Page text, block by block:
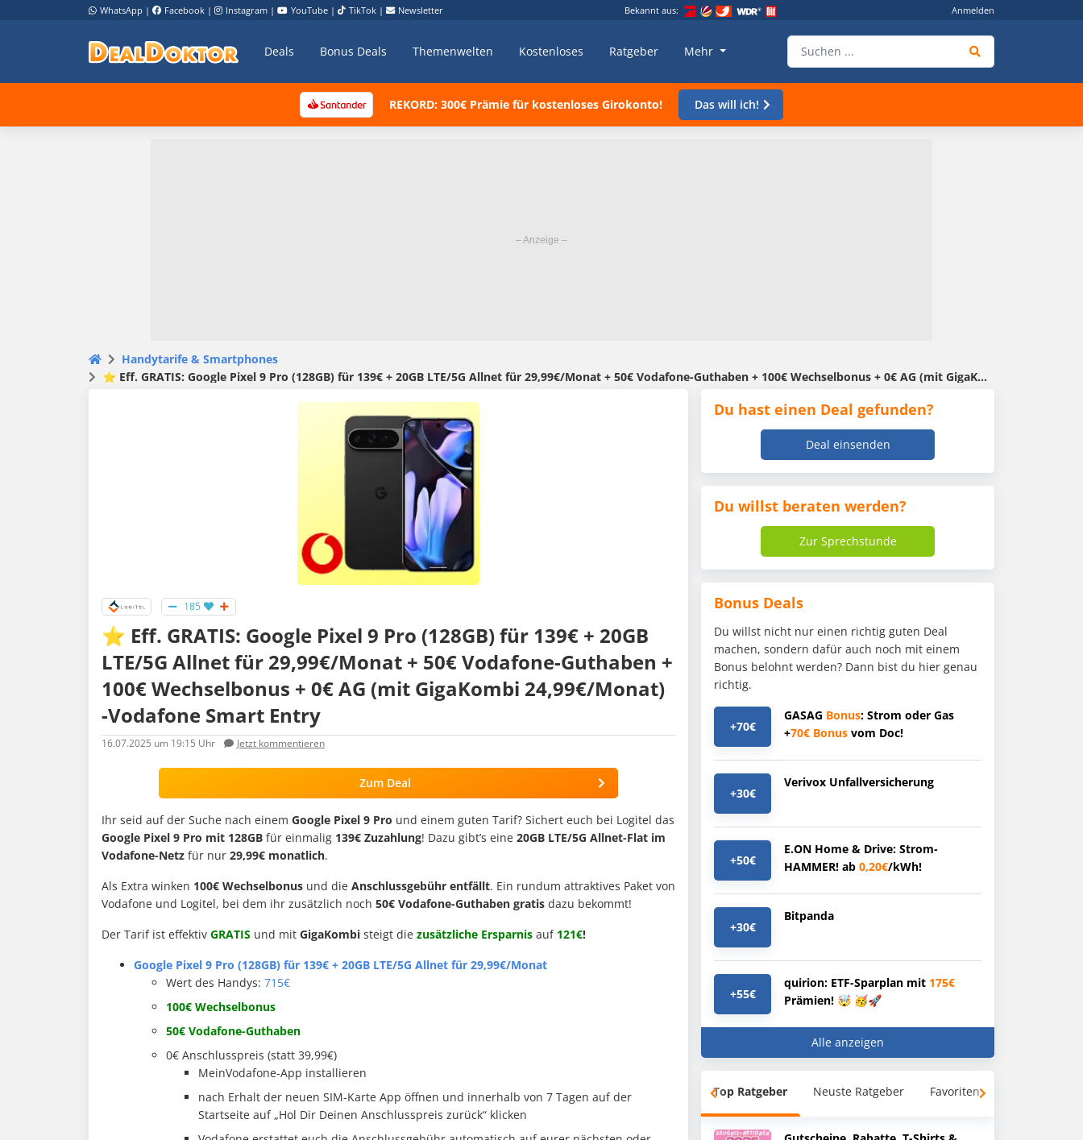
WhatsApp | Facebook | Instagram | YouTube | TikTok | Newsletter Bekannt aus: Anmelden
Deals Bonus Deals Themenwelten Kostenloses Ratgeber Mehr
REKORD: 300€ Prämie für kostenloses Girokonto! Das will ich!
Handytarife & Smartphones
⭐️ Eff. GRATIS: Google Pixel 9 Pro (128GB) für 139€ + 20GB LTE/5G Allnet für 29,99€/Monat + 50€ Vodafone-Guthaben + 100€ Wechselbonus + 0€ AG (mit GigaKombi 24,99€/Monat) -Vodafone Smart Entry
185
⭐️ Eff. GRATIS: Google Pixel 9 Pro (128GB) für 139€ + 20GB
LTE/5G Allnet für 29,99€/Monat + 50€ Vodafone-Guthaben +
100€ Wechselbonus + 0€ AG (mit GigaKombi 24,99€/Monat)
-Vodafone Smart Entry
16.07.2025 um 19:15 Uhr Jetzt kommentieren
Zum Deal
Ihr seid auf der Suche nach einem Google Pixel 9 Pro und einem guten Tarif? Sichert euch bei Logitel das
Google Pixel 9 Pro mit 128GB für einmalig 139€ Zuzahlung! Dazu gibt’s eine 20GB LTE/5G Allnet-Flat im
Vodafone-Netz für nur 29,99€ monatlich.
Als Extra winken 100€ Wechselbonus und die Anschlussgebühr entfällt. Ein rundum attraktives Paket von
Vodafone und Logitel, bei dem ihr zusätzlich noch 50€ Vodafone-Guthaben gratis dazu bekommt!
Der Tarif ist effektiv GRATIS und mit GigaKombi steigt die zusätzliche Ersparnis auf 121€!
Google Pixel 9 Pro (128GB) für 139€ + 20GB LTE/5G Allnet für 29,99€/Monat
Wert des Handys: 715€
100€ Wechselbonus
50€ Vodafone-Guthaben
0€ Anschlusspreis (statt 39,99€)
MeinVodafone-App installieren
nach Erhalt der neuen SIM-Karte App öffnen und innerhalb von 7 Tagen auf der
Startseite auf „Hol Dir Deinen Anschlusspreis zurück“ klicken
Du hast einen Deal gefunden?
Deal einsenden
Du willst beraten werden?
Zur Sprechstunde
Bonus Deals
Du willst nicht nur einen richtig guten Deal
machen, sondern dafür auch noch mit einem
Bonus belohnt werden? Dann bist du hier genau
richtig.
+70€
GASAG Bonus: Strom oder Gas
+70€ Bonus vom Doc!
+30€
Verivox Unfallversicherung
+50€
E.ON Home & Drive: Strom-
HAMMER! ab 0,20€/kWh!
+30€
Bitpanda
+55€
quirion: ETF-Sparplan mit 175€
Prämien! 🤯 🥳🚀
Alle anzeigen
Top Ratgeber Neuste Ratgeber Favoriten